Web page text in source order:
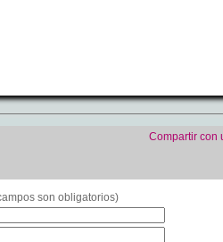
Compartir con
son obligatorios)